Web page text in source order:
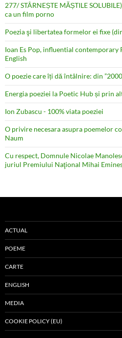
277/ STÂRNEȘTE MĂȘTILE
ca un film porno
Poezia şi libertatea formelor ei fixe
Ioan Es Pop, influential contemporary
English
O poezie care îți dă întâlnire: din
Energia poeziei la Poetic Hub și prin
Ion Zubascu - 100% viata poeziei
O privire necesara asupra poemelor
Naum
Cu respect, Domnule Nicolae
juriul Premiului Naţional Mihai
ACTUAL
POEME
CARTE
ENGLISH
MEDIA
COOKIE POLICY (EU)